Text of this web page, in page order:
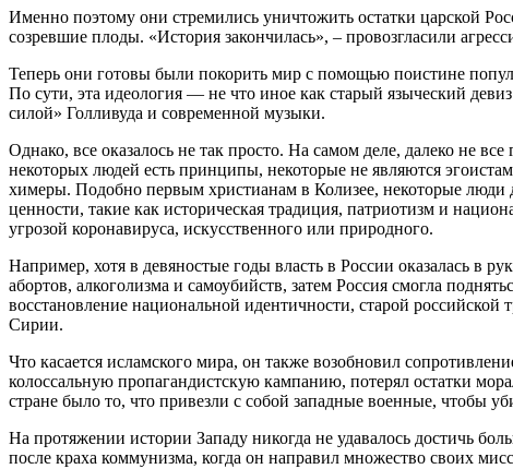
Именно поэтому они стремились уничтожить остатки царской
созревшие плоды. «История закончилась», – провозгласили
Теперь они готовы были покорить мир с помощью поистине
По сути, эта идеология — не что иное как старый языческий
силой» Голливуда и современной музыки.
Однако, все оказалось не так просто. На самом деле, далеко не
некоторых людей есть принципы, некоторые не являются
химеры. Подобно первым христианам в Колизее, некоторые люди
ценности, такие как историческая традиция, патриотизм и
угрозой коронавируса, искусственного или природного.
Например, хотя в девяностые годы власть в России оказалась в
абортов, алкоголизма и самоубийств, затем Россия смогла
восстановление национальной идентичности, старой
Сирии.
Что касается исламского мира, он также возобновил
колоссальную пропагандистскую кампанию, потерял остатки
стране было то, что привезли с собой западные военные, чтобы
На протяжении истории Западу никогда не удавалось достичь
после краха коммунизма, когда он направил множество своих